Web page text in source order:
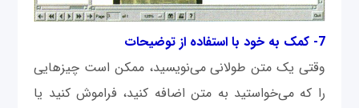
7- کمک به خود با استفاده از توضیحات
وقتی یک متن طولانی می‌نویسید، ممکن است چیزهایی
را که می‌خواستید به متن اضافه کنید، فراموش کنید یا